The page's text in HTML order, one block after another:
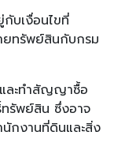
บเงื่อนไขที่
ทรัพย์สินกับกรม
และทำสัญญาซื้อ
รัพย์สิน ซึ่งอาจ
นักงานที่ดินและสิ่ง